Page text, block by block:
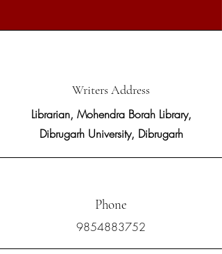
Writers Address
Librarian, Mohendra Borah Library,
Dibrugarh University, Dibrugarh
Phone
9854883752